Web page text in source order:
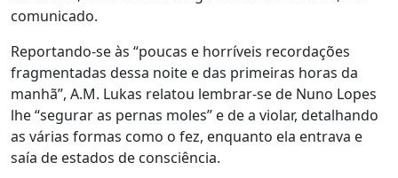
comunicado.
Reportando-se às “poucas e horríveis recordações
fragmentadas dessa noite e das primeiras horas da
manhã”, A.M. Lukas relatou lembrar-se de Nuno Lopes
lhe “segurar as pernas moles” e de a violar, detalhando
as várias formas como o fez, enquanto ela entrava e
saía de estados de consciência.